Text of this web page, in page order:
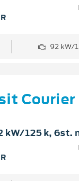
92 kW/
Courier
kW/125 k, 6st.